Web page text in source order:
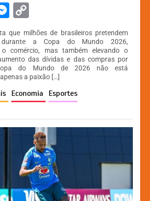
M
s
s
e
n
g
er
o
p
y
Li
n
k
que milhões de brasileiros pretendem
a Copa do Mundo 2026,
o comércio, mas também elevando o
das dívidas e das compras por
do Mundo de 2026 não está
a paixão […]
Economia Esportes